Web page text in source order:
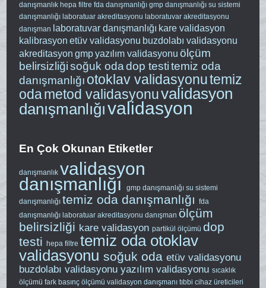
danışmanlık hepa filtre fda danışmanlığı gmp danışmanlığı su sistemi
danışmanlığı laboratuar akreditasyonu laboratuvar akreditasyonu
danışman laboratuvar danışmanlığı kare validasyon
kalibrasyon etüv validasyonu buzdolabı validasyonu
akreditasyon gmpyazılım validasyonu ölçüm
belirsizliği soğuk oda dop testi temiz oda
danışmanlığı otoklav validasyonutemiz
odametod validasyonuvalidasyon
danışmanlığıvalidasyon
En Çok Okunan Etiketler
danışmanlık validasyon
danışmanlığıgmp danışmanlığısu sistemi
danışmanlığı temiz oda danışmanlığıfda
danışmanlığı laboratuar akreditasyonudanışman ölçüm
belirsizliği kare validasyonpartikül ölçümü dop
testihepa filtre temiz oda otoklav
validasyonusoğuk odaetüv validasyonu
buzdolabı validasyonuyazılım validasyonusıcaklık
ölçümüfark basınç ölçümüvalidasyon danışmanıtıbbi cihaz üreticileri